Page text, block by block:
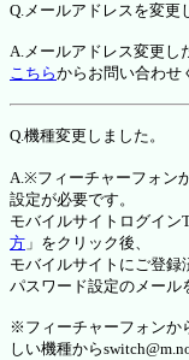
Q.メールアドレスを変更
A.メールアドレス変更し
こちらからお問い合わせ
Q.機種変更しました。
A.※フィーチャーフォン
設定が必要です。
モバイルサイトログイン
方 」をクリック後、
モバイルサイトにご登録
パスワード設定のメール
※フィーチャーフォンか
しい機種から